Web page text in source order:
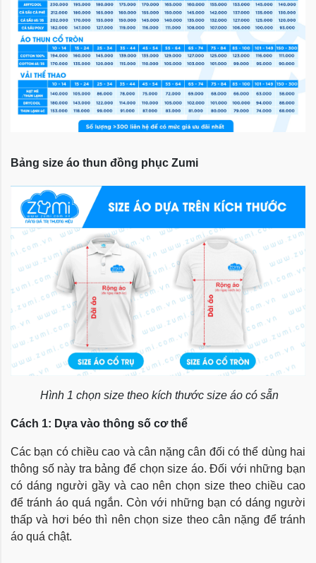
Bảng size áo thun đồng phục Zumi
Hình 1 chọn size theo kích thước size áo có sẵn
Cách 1: Dựa vào thông số cơ thể
Các bạn có chiều cao và cân nặng cân đối có thể dùng hai
thông số này tra bảng để chọn size áo. Đối với những bạn
có dáng người gầy và cao nên chọn size theo chiều cao
để tránh áo quá ngắn. Còn với những bạn có dáng người
thấp và hơi béo thì nên chọn size theo cân nặng để tránh
áo quá chật.